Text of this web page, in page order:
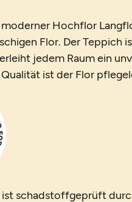
moderner Hochflor
Flor. Der Teppich
jedem Raum ein
ist der Flor
ist schadstoffgeprüft